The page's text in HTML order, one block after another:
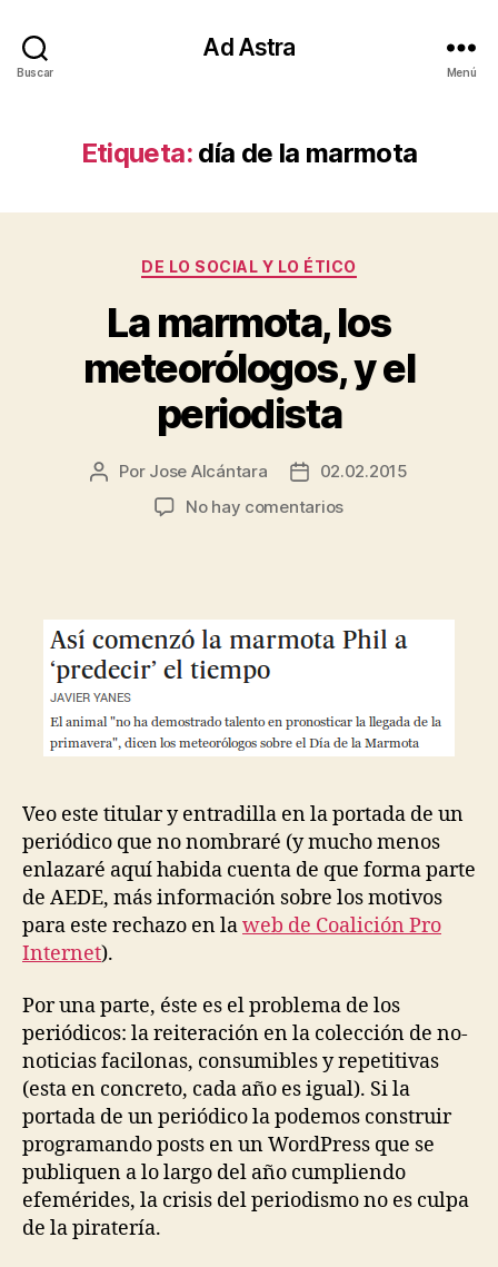
Buscar
Ad Astra
Menú
Etiqueta: día de la marmota
Categorías
DE LO SOCIAL Y LO ÉTICO
La marmota, los
meteorólogos, y el
periodista
Autor
Por Jose Alcántara
Fecha02.02.2015
No hay comentariosen
y
el
Veo este titular y entradilla en la portada de un
periódico que no nombraré (y mucho menos
enlazaré aquí habida cuenta de que forma parte
de AEDE, más información sobre los motivos
para este rechazo en laweb de Coalición Pro
Internet).
Por una parte, éste es el problema de los
periódicos: la reiteración en la colección de no-
noticias facilonas, consumibles y repetitivas
(esta en concreto, cada año es igual). Si la
portada de un periódico la podemos construir
programando posts en un WordPress que se
publiquen a lo largo del año cumpliendo
efemérides, la crisis del periodismo no es culpa
de la piratería.